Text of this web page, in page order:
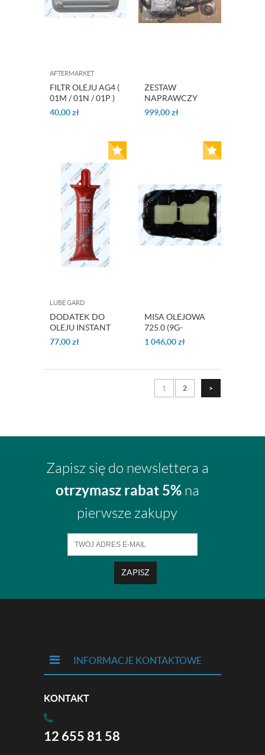
AFTERMARKET
FILTR OLEJU AG4 (
01M / 01N / 01P )
40,00zł
ZESTAW
NAPRAWCZY
OHK 722.3
999,00zł
LUBE GARD
DODATEK DO
OLEJU INSTANT
SHUDDER FIXX
LUBE GARD
77,00zł
MISA OLEJOWA
725.0 (9G-
TRONIC)
1 046,00zł
1 2 >
Zapisz się do newslettera a
otrzymasz rabat 5%na
pierwsze zakupy
ZAPISZ
INFORMACJE KONTAKTOWE
KONTAKT
12 655 81 58